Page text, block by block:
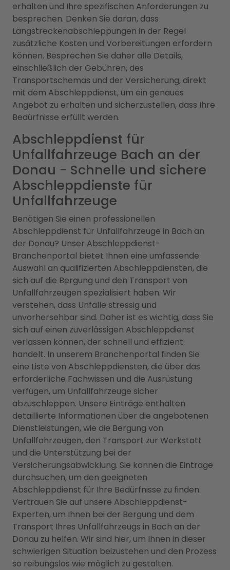
erhalten und Ihre spezifischen Anforderungen zu
besprechen. Denken Sie daran, dass
Langstreckenabschleppungen in der Regel
zusätzliche Kosten und Vorbereitungen erfordern
können. Besprechen Sie daher alle Details,
einschließlich der Gebühren, des
Transportschemas und der Versicherung, direkt
mit dem Abschleppdienst, um ein genaues
Angebot zu erhalten und sicherzustellen, dass Ihre
Bedürfnisse erfüllt werden.
Abschleppdienst für
Unfallfahrzeuge Bach an der
Donau - Schnelle und sichere
Abschleppdienste für
Unfallfahrzeuge
Benötigen Sie einen professionellen
Abschleppdienst für Unfallfahrzeuge in Bach an
der Donau? Unser Abschleppdienst-
Branchenportal bietet Ihnen eine umfassende
Auswahl an qualifizierten Abschleppdiensten, die
sich auf die Bergung und den Transport von
Unfallfahrzeugen spezialisiert haben. Wir
verstehen, dass Unfälle stressig und
unvorhersehbar sind. Daher ist es wichtig, dass Sie
sich auf einen zuverlässigen Abschleppdienst
verlassen können, der schnell und effizient
handelt. In unserem Branchenportal finden Sie
eine Liste von Abschleppdiensten, die über das
erforderliche Fachwissen und die Ausrüstung
verfügen, um Unfallfahrzeuge sicher
abzuschleppen. Unsere Einträge enthalten
detaillierte Informationen über die angebotenen
Dienstleistungen, wie die Bergung von
Unfallfahrzeugen, den Transport zur Werkstatt
und die Unterstützung bei der
Versicherungsabwicklung. Sie können die Einträge
durchsuchen, um den geeigneten
Abschleppdienst für Ihre Bedürfnisse zu finden.
Vertrauen Sie auf unsere Abschleppdienst-
Experten, um Ihnen bei der Bergung und dem
Transport Ihres Unfallfahrzeugs in Bach an der
Donau zu helfen. Wir sind hier, um Ihnen in dieser
schwierigen Situation beizustehen und den Prozess
so reibungslos wie möglich zu gestalten.